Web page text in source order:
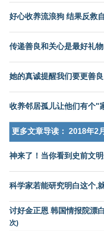
好心收养流浪狗 结果反救
传递善良和关心是最好礼物
她的真诚提醒我们要更善良
收养邻居孤儿让他们有个"
更多文章导读： 2018年2
神来了！当你看到史前文
科学家若能研究明白这个,
讨好金正恩 韩国情报院漂
次)